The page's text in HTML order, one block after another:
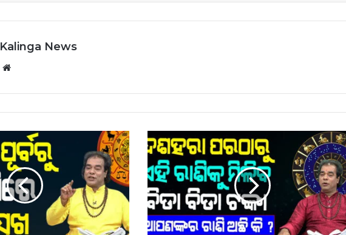
Kalinga News
ଦଶହରା
ପର
ଠାରୁ
ଏହି
ରାଶି
ରେ
ଖାଲି
ଟଙ୍କା